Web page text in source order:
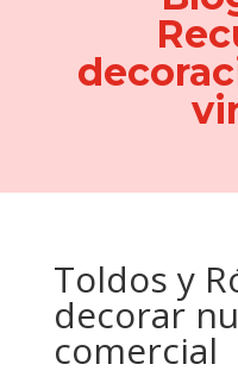
Toldos y
decorar
comercial